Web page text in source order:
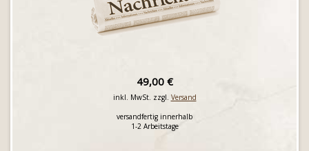
49,00 €
inkl. MwSt. zzgl. Versand
versandfertig innerhalb
1-2 Arbeitstage